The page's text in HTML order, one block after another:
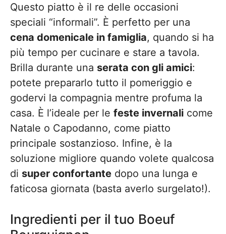
Questo piatto è il re delle occasioni
speciali “informali”. È perfetto per una
cena domenicale in famiglia, quando si ha
più tempo per cucinare e stare a tavola.
Brilla durante una serata con gli amici:
potete prepararlo tutto il pomeriggio e
godervi la compagnia mentre profuma la
casa. È l’ideale per le feste invernali come
Natale o Capodanno, come piatto
principale sostanzioso. Infine, è la
soluzione migliore quando volete qualcosa
di super confortante dopo una lunga e
faticosa giornata (basta averlo surgelato!).
Ingredienti per il tuo Boeuf